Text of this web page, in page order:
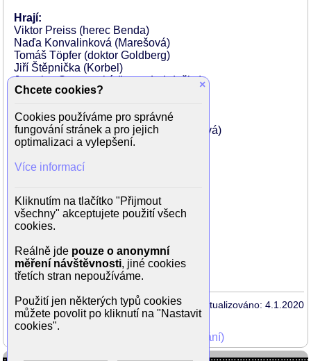
Hrají:
Viktor Preiss (herec Benda)
Naďa Konvalinková (Marešová)
Tomáš Töpfer (doktor Goldberg)
Jiří Štěpnička (Korbel)
Jaroslav Satoranský (herec Lebduška)
Petr Janiš (komorník Korbela)
Václav Knop (vrátný DNV)
Pavlína Mourková (sousedka Kalousková)
Václav Sloup (okresní lékař)
Václav Postránecký (Hejtman)
Monika Timková (herečka – dcera)
Izabela Balonová (herečka – dcera)
Monika A. Fingerová (herečka – dcera)
Lukáš Homola (policista)
Miroslav Večerka (domovník)
Aktualizováno: 4.1.2020
Mohli jste vidět v TV (zobrazit starší vysílání)
×
Chcete cookies?
Cookies používáme pro správné
fungování stránek a pro jejich
optimalizaci a vylepšení.
Více informací
Kliknutím na tlačítko "Přijmout
všechny" akceptujete použití všech
cookies.
Reálně jde pouze o anonymní
měření návštěvnosti, jiné cookies
třetích stran nepoužíváme.
Použití jen některých typů cookies
můžete povolit po kliknutí na "Nastavit
cookies".